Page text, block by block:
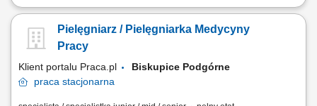
Opis stanowiska: Obsługa Pacjentów w Punkcie Pobrań; Wykonywanie
Prowadzenie dokumentacji medycznej zgodnie ze standardami Punktu
Pobrań; Obsługa kasy fiskalnej i systemu komputerowego do obsługi
Pielęgniarz / Pielęgniarka Medycyny
Pracy
Klient portalu Praca.pl
Biskupice Podgórne
praca stacjonarna